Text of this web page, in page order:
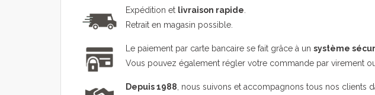
Expédition et livraison rapide.
Retrait en magasin possible.
Le paiement par carte bancaire se fait grâce à un système
Vous pouvez également régler votre commande par virement
Depuis 1988, nous suivons et accompagnons tous nos clients